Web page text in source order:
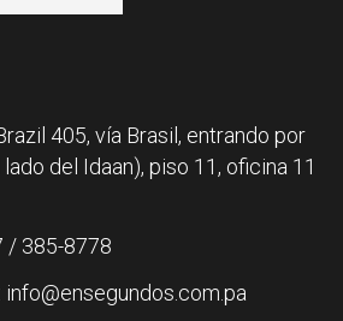
405, vía Brasil, entrando por
lado del Idaan), piso 11, oficina 11
/ 385-8778